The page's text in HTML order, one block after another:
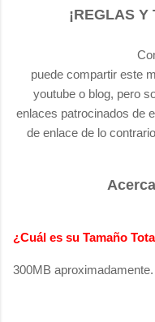
¡REGLAS Y
puede compartir este
youtube o blog, pero
enlaces patrocinados de
de enlace de lo
¿Cuál es su Tamaño
300MB aproximadamente.